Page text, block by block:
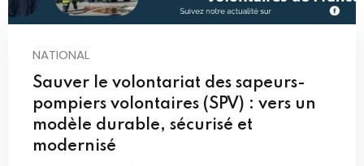
NATIONAL
Sauver le volontariat des sapeurs-
pompiers volontaires (SPV) : vers un
modèle durable, sécurisé et
modernisé